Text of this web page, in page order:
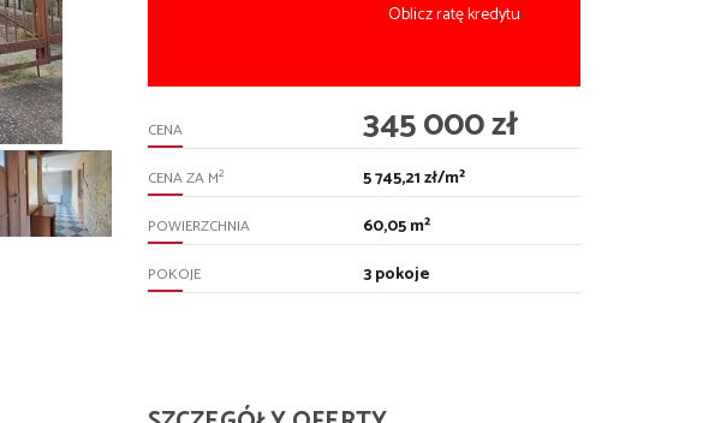
Oblicz ratę kredytu
CENA 345 000 zł
CENA ZA M2 5 745,21 zł/m²
POWIERZCHNIA 60,05 m²
POKOJE 3 pokoje